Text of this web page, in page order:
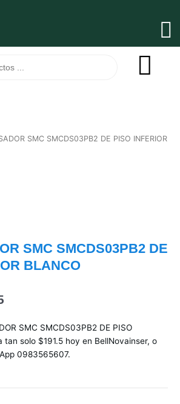
SMC SMCDS03PB2 DE PISO INFERIOR
SMC SMCDS03PB2 DE
BLANCO
actual
es:
$191.5.
SMC SMCDS03PB2 DE PISO
tan solo $191.5 hoy en BellNovainser, o
0983565607.